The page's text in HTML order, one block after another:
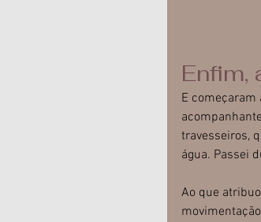
Enfim,
E começaram
travesseiros,
água. Passei
Ao que